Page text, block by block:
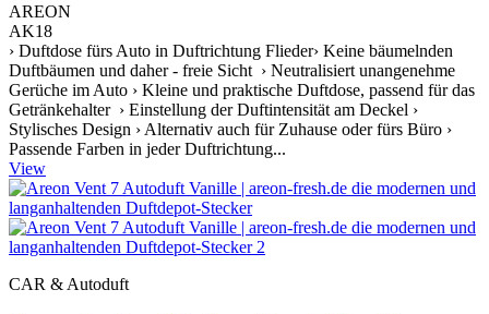
AREON
AK18
› Duftdose fürs Auto in Duftrichtung Flieder› Keine bäumelnden
Duftbäumen und daher - freie Sicht › Neutralisiert unangenehme
Gerüche im Auto › Kleine und praktische Duftdose, passend für das
Getränkehalter › Einstellung der Duftintensität am Deckel ›
Stylisches Design › Alternativ auch für Zuhause oder fürs Büro ›
Passende Farben in jeder Duftrichtung...
View
CAR & Autoduft